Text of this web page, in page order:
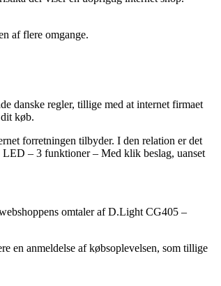
af flere omgange.
danske regler, tillige med at internet firmaet
køb.
forretningen tilbyder. I den relation er det
– 3 funktioner – Med klik beslag, uanset
omtaler af D.Light CG405 –
en anmeldelse af købsoplevelsen, som tillige